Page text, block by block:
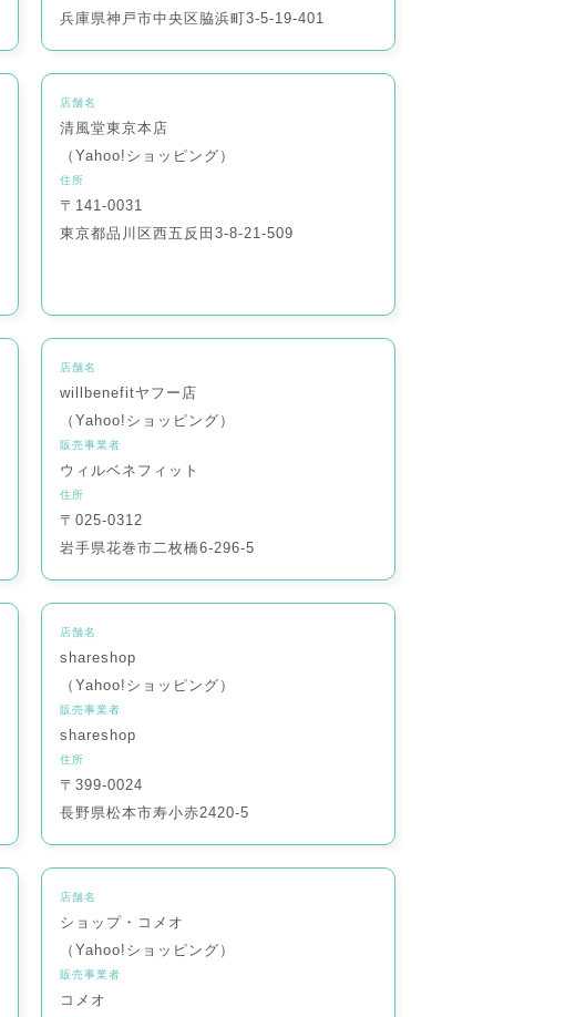
兵庫県神戸市中央区脇浜町3-5-19-401
店舗名
清風堂東京本店
（Yahoo!ショッピング）
住所
〒141-0031
東京都品川区西五反田3-8-21-509
店舗名
willbenefitヤフー店
（Yahoo!ショッピング）
販売事業者
ウィルベネフィット
住所
〒025-0312
岩手県花巻市二枚橋6-296-5
店舗名
shareshop
（Yahoo!ショッピング）
販売事業者
shareshop
住所
〒399-0024
長野県松本市寿小赤2420-5
店舗名
ショップ・コメオ
（Yahoo!ショッピング）
販売事業者
コメオ